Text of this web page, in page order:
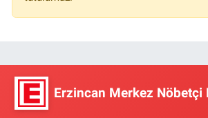
Erzincan Merkez Nöbetçi